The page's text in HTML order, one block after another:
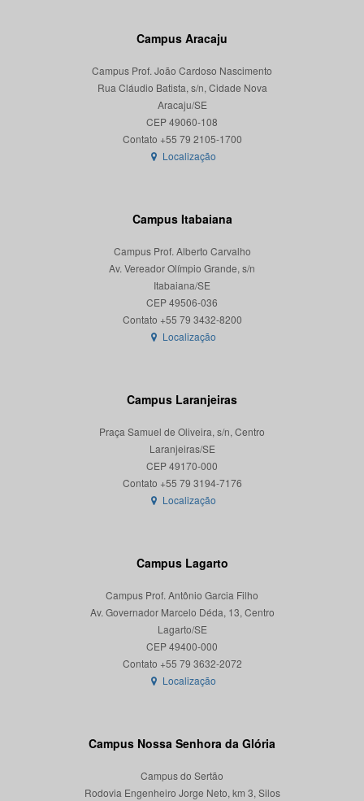
Campus Aracaju
Campus Prof. João Cardoso Nascimento
Rua Cláudio Batista, s/n, Cidade Nova
Aracaju/SE
CEP 49060-108
Localização
Campus Itabaiana
Campus Prof. Alberto Carvalho
Av. Vereador Olímpio Grande, s/n
Itabaiana/SE
CEP 49506-036
Localização
Campus Laranjeiras
Praça Samuel de Oliveira, s/n, Centro
Laranjeiras/SE
CEP 49170-000
Localização
Campus Lagarto
Campus Prof. Antônio Garcia Filho
Av. Governador Marcelo Déda, 13, Centro
Lagarto/SE
CEP 49400-000
Localização
Campus Nossa Senhora da Glória
Campus do Sertão
Rodovia Engenheiro Jorge Neto, km 3, Silos